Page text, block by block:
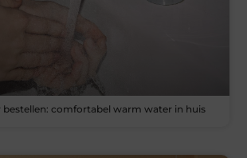
bestellen: comfortabel warm water in huis